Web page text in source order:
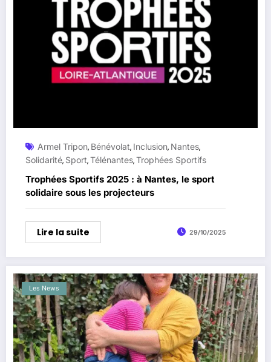
Armel Tripon, Bénévolat, Inclusion, Nantes,
Solidarité, Sport,Télénantes,Trophées Sportifs
Trophées Sportifs 2025 : à Nantes, le sport
solidaire sous les projecteurs
Lire la suite 29/10/2025
Les News